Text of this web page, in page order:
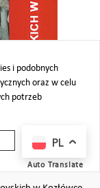
w Kozłówce
i podobnych
oraz w celu
potrzeb
PL
Auto Translate